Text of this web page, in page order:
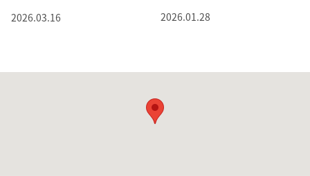
2026.03.16 2026.01.28